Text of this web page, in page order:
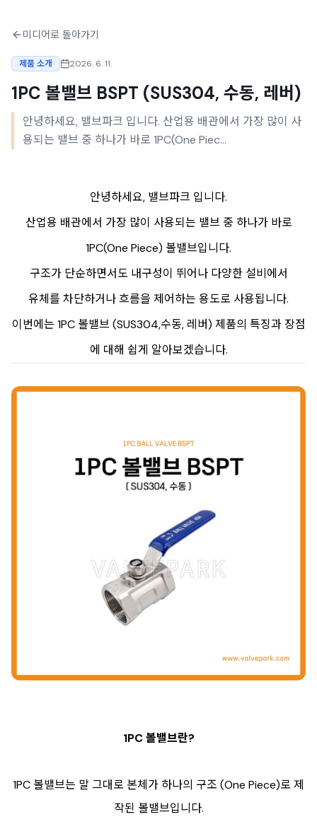
미디어로 돌아가기
제품 소개 2026. 6. 11.
1PC 볼밸브 BSPT (SUS304, 수동, 레버)
안녕하세요, 밸브파크 입니다. 산업용 배관에서 가장 많이 사
용되는 밸브 중 하나가 바로 1PC(One Piec...
안녕하세요, 밸브파크 입니다.
산업용 배관에서 가장 많이 사용되는 밸브 중 하나가 바로
1PC(One Piece) 볼밸브입니다.
구조가 단순하면서도 내구성이 뛰어나 다양한 설비에서
유체를 차단하거나 흐름을 제어하는 용도로 사용됩니다.
이번에는 1PC 볼밸브 (SUS304,수동, 레버) 제품의 특징과 장점
에 대해 쉽게 알아보겠습니다.
1PC 볼밸브란?
1PC 볼밸브는 말 그대로 본체가 하나의 구조 (One Piece)로 제
작된 볼밸브입니다.